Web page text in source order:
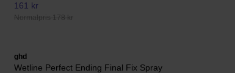
161 kr
Normalpris 178 kr
ghd
Wetline Perfect Ending Final Fix Spray